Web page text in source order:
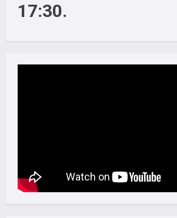
17:30.